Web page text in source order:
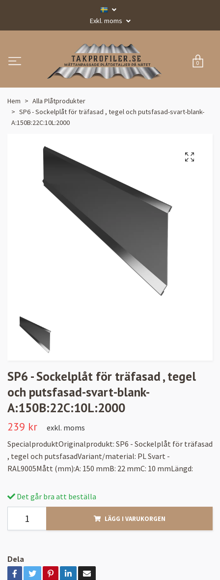
Exkl. moms
0
Hem
Alla Plåtprodukter
SP6 - Sockelplåt för träfasad , tegel och putsfasad-svart-blank-
A:150B:22C:10L:2000
SP6 - Sockelplåt för träfasad , tegel
och putsfasad-svart-blank-
A:150B:22C:10L:2000
239 kr
exkl. moms
SpecialproduktOriginalprodukt: SP6 - Sockelplåt för träfasad
, tegel och putsfasadVariant/material: PL Svart -
RAL9005Mått (mm):A: 150 mmB: 22 mmC: 10 mmLängd:
Det går bra att beställa
LÄGG I VARUKORGEN
Dela